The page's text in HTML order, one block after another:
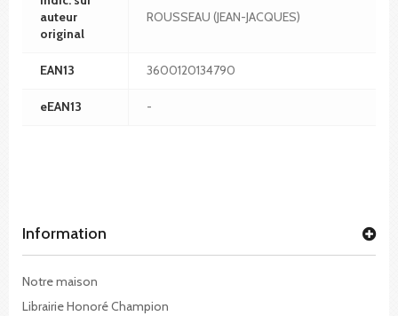
auteur
original
ROUSSEAU (JEAN-JACQUES)
EAN13 3600120134790
eEAN13 -
Information
Notre maison
Librairie Honoré Champion